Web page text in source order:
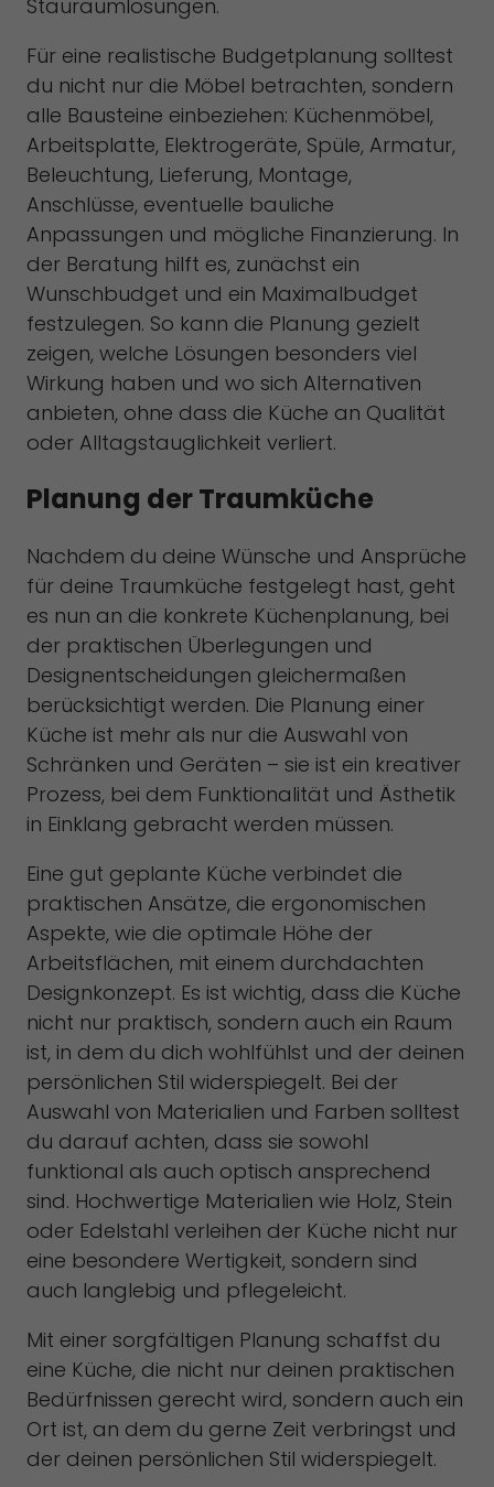
Stauraumlösungen.
Für eine realistische Budgetplanung solltest
du nicht nur die Möbel betrachten, sondern
alle Bausteine einbeziehen: Küchenmöbel,
Arbeitsplatte, Elektrogeräte, Spüle, Armatur,
Beleuchtung, Lieferung, Montage,
Anschlüsse, eventuelle bauliche
Anpassungen und mögliche Finanzierung. In
der Beratung hilft es, zunächst ein
Wunschbudget und ein Maximalbudget
festzulegen. So kann die Planung gezielt
zeigen, welche Lösungen besonders viel
Wirkung haben und wo sich Alternativen
anbieten, ohne dass die Küche an Qualität
oder Alltagstauglichkeit verliert.
Planung der Traumküche
Nachdem du deine Wünsche und Ansprüche
für deine Traumküche festgelegt hast, geht
es nun an die konkrete Küchenplanung, bei
der praktischen Überlegungen und
Designentscheidungen gleichermaßen
berücksichtigt werden. Die Planung einer
Küche ist mehr als nur die Auswahl von
Schränken und Geräten – sie ist ein kreativer
Prozess, bei dem Funktionalität und Ästhetik
in Einklang gebracht werden müssen.
Eine gut geplante Küche verbindet die
praktischen Ansätze, die ergonomischen
Aspekte, wie die optimale Höhe der
Arbeitsflächen, mit einem durchdachten
Designkonzept. Es ist wichtig, dass die Küche
nicht nur praktisch, sondern auch ein Raum
ist, in dem du dich wohlfühlst und der deinen
persönlichen Stil widerspiegelt. Bei der
Auswahl von Materialien und Farben solltest
du darauf achten, dass sie sowohl
funktional als auch optisch ansprechend
sind. Hochwertige Materialien wie Holz, Stein
oder Edelstahl verleihen der Küche nicht nur
eine besondere Wertigkeit, sondern sind
auch langlebig und pflegeleicht.
Mit einer sorgfältigen Planung schaffst du
eine Küche, die nicht nur deinen praktischen
Bedürfnissen gerecht wird, sondern auch ein
Ort ist, an dem du gerne Zeit verbringst und
der deinen persönlichen Stil widerspiegelt.